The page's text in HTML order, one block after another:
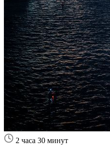
2 часа 30 минут